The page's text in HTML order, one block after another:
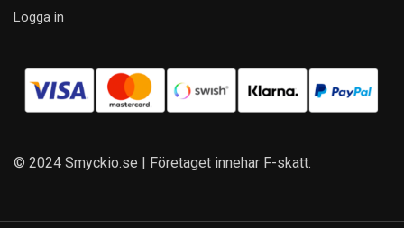
Logga in
© 2024 Smyckio.se | Företaget innehar F-skatt.